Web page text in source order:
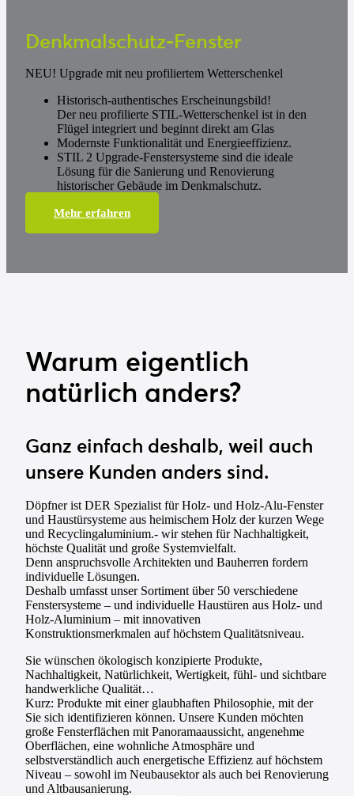
Denkmalschutz-Fenster
NEU! Upgrade mit neu profiliertem Wetterschenkel
Historisch-authentisches Erscheinungsbild!
Der neu profilierte STIL-Wetterschenkel ist in den
Flügel integriert und beginnt direkt am Glas
Modernste Funktionalität und Energieeffizienz.
STIL 2 Upgrade-Fenstersysteme sind die ideale
Lösung für die Sanierung und Renovierung
historischer Gebäude im Denkmalschutz.
Mehr erfahren
Warum eigentlich
natürlich anders?
Ganz einfach deshalb, weil auch
unsere Kunden anders sind.
Döpfner ist DER Spezialist für Holz- und Holz-Alu-Fenster
und Haustürsysteme aus heimischem Holz der kurzen Wege
und Recyclingaluminium.- wir stehen für Nachhaltigkeit,
höchste Qualität und große Systemvielfalt.
Denn anspruchsvolle Architekten und Bauherren fordern
individuelle Lösungen.
Deshalb umfasst unser Sortiment über 50 verschiedene
Fenstersysteme – und individuelle Haustüren aus Holz- und
Holz-Aluminium – mit innovativen
Konstruktionsmerkmalen auf höchstem Qualitätsniveau.
Sie wünschen ökologisch konzipierte Produkte,
Nachhaltigkeit, Natürlichkeit, Wertigkeit, fühl- und sichtbare
handwerkliche Qualität…
Kurz: Produkte mit einer glaubhaften Philosophie, mit der
Sie sich identifizieren können. Unsere Kunden möchten
große Fensterflächen mit Panoramaaussicht, angenehme
Oberflächen, eine wohnliche Atmosphäre und
selbstverständlich auch energetische Effizienz auf höchstem
Niveau – sowohl im Neubausektor als auch bei Renovierung
und Altbausanierung.